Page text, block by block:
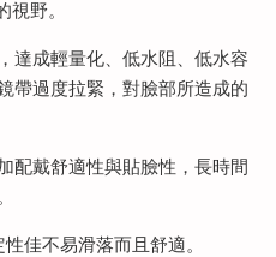
視野。
達成輕量化、低水阻、低水容
帶過度拉緊，對臉部所造成的
配戴舒適性與貼臉性，長時間
佳不易滑落而且舒適。